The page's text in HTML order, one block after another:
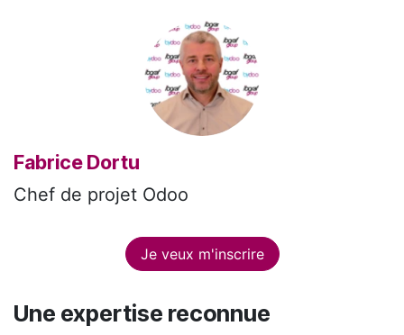
Fabrice Dortu
Chef de projet Odoo
Je veux m'inscrire
Une expertise reconnue